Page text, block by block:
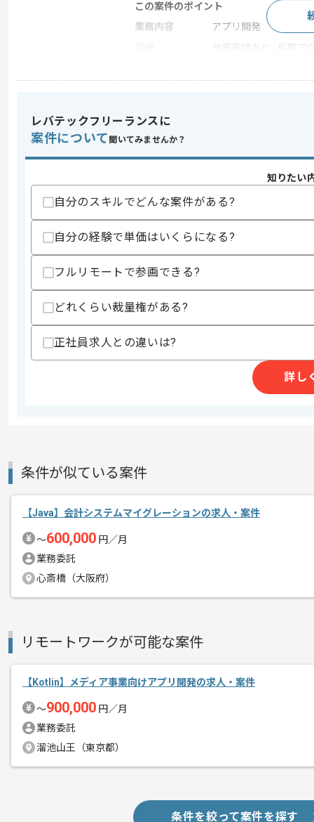
この案件のポイント
業務内容
アプリ開発
参画実績あり , 長期プ
スキル
・Flutterを使用した開発のご経験
・iOS、Android開発のご経験
スキルに不安がある方へ
上記に似た経験やスキルをお持ちであれば
精算・お支払い
精算条件
有
その他募集要項
商談回数
募集人数
2人
2022/10/01
メント
これまでのご経験を活かしてご活躍いた
レバテックフリーランスに
案件について 聞いてみませんか？
知りたい
自分のスキルでどんな案件がある?
自分の経験で単価はいくらになる?
フルリモートで参画できる?
どれくらい裁量権がある?
正社員求人との違いは?
詳し
条件が似ている案件
【Java】会計システムマイグレーションの求人・案件
〜600,000 円／月
業務委託
心斎橋（大阪府）
リモートワークが可能な案件
【Kotlin】メディア事業向けアプリ開発の求人・案件
〜900,000 円／月
業務委託
溜池山王（東京都）
条件を絞って案件を探す